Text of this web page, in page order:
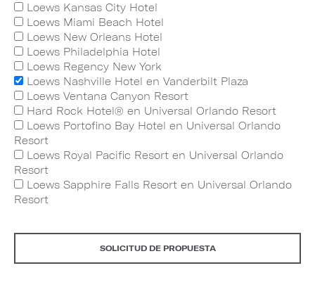
Loews Kansas City Hotel
Loews Miami Beach Hotel
Loews New Orleans Hotel
Loews Philadelphia Hotel
Loews Regency New York
Loews Nashville Hotel en Vanderbilt Plaza
Loews Ventana Canyon Resort
Hard Rock Hotel® en Universal Orlando Resort
Loews Portofino Bay Hotel en Universal Orlando
Resort
Loews Royal Pacific Resort en Universal Orlando
Resort
Loews Sapphire Falls Resort en Universal Orlando
Resort
SOLICITUD DE PROPUESTA